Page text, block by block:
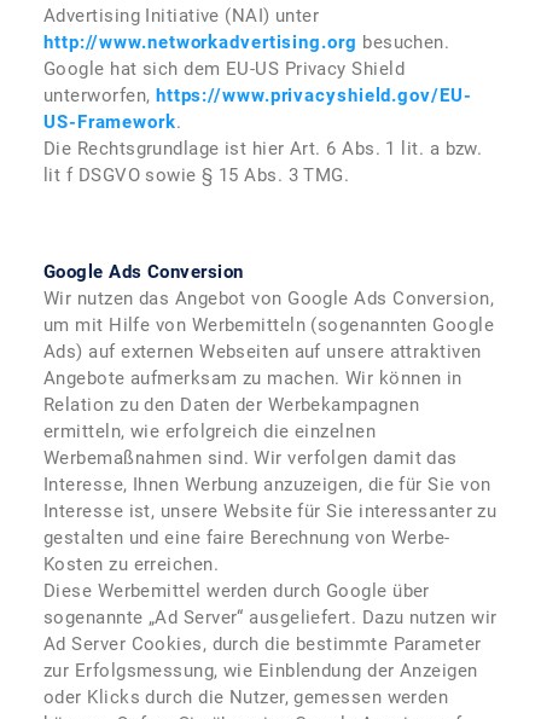
Advertising Initiative (NAI) unter
http://www.networkadvertising.org besuchen.
Google hat sich dem EU-US Privacy Shield
unterworfen, https://www.privacyshield.gov/EU-
US-Framework.
Die Rechtsgrundlage ist hier Art. 6 Abs. 1 lit. a bzw.
lit f DSGVO sowie § 15 Abs. 3 TMG.
Google Ads Conversion
Wir nutzen das Angebot von Google Ads Conversion,
um mit Hilfe von Werbemitteln (sogenannten Google
Ads) auf externen Webseiten auf unsere attraktiven
Angebote aufmerksam zu machen. Wir können in
Relation zu den Daten der Werbekampagnen
ermitteln, wie erfolgreich die einzelnen
Werbemaßnahmen sind. Wir verfolgen damit das
Interesse, Ihnen Werbung anzuzeigen, die für Sie von
Interesse ist, unsere Website für Sie interessanter zu
gestalten und eine faire Berechnung von Werbe-
Kosten zu erreichen.
Diese Werbemittel werden durch Google über
sogenannte „Ad Server“ ausgeliefert. Dazu nutzen wir
Ad Server Cookies, durch die bestimmte Parameter
zur Erfolgsmessung, wie Einblendung der Anzeigen
oder Klicks durch die Nutzer, gemessen werden